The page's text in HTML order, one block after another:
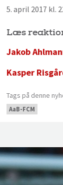
5. april 2017 kl.
Læs
Jakob
Kasper
Tags på denne
AaB-FCM